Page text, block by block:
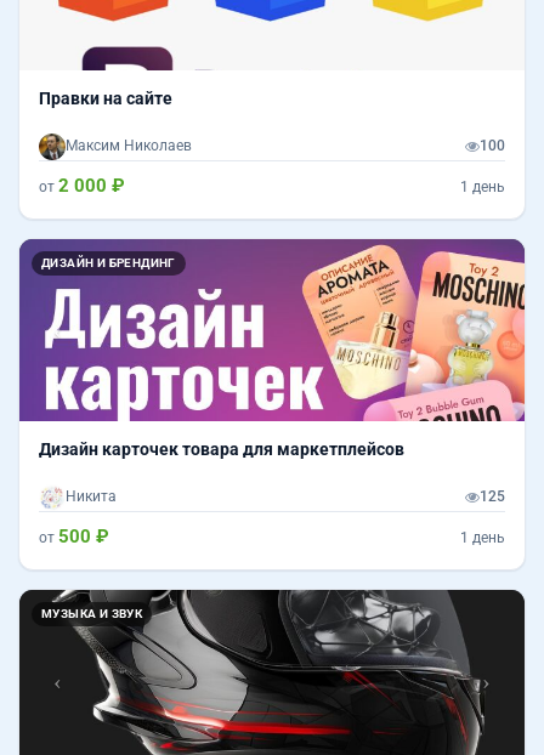
Правки на сайте
Максим Николаев 100
от 2 000 ₽ 1 день
ДИЗАЙН И БРЕНДИНГ
Назад
Дизайн карточек товара для маркетплейсов
Никита 125
от 500 ₽ 1 день
МУЗЫКА И ЗВУК
Назад